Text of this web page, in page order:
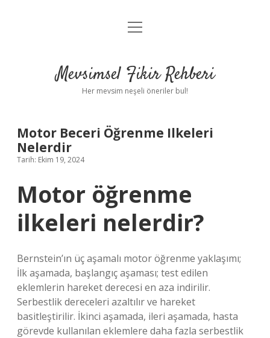
Anasayfa
Yasal Uyarı
menüyü
Mevsimsel Fikir Rehberi
Her mevsim neşeli öneriler bul!
Motor Beceri Öğrenme Ilkeleri
Nelerdir
Tarih: Ekim 19, 2024
Motor öğrenme
ilkeleri nelerdir?
Bernstein’ın üç aşamalı motor öğrenme yaklaşımı;
İlk aşamada, başlangıç ​​aşaması; test edilen
eklemlerin hareket derecesi en aza indirilir.
Serbestlik dereceleri azaltılır ve hareket
basitleştirilir. İkinci aşamada, ileri aşamada, hasta
görevde kullanılan eklemlere daha fazla serbestlik